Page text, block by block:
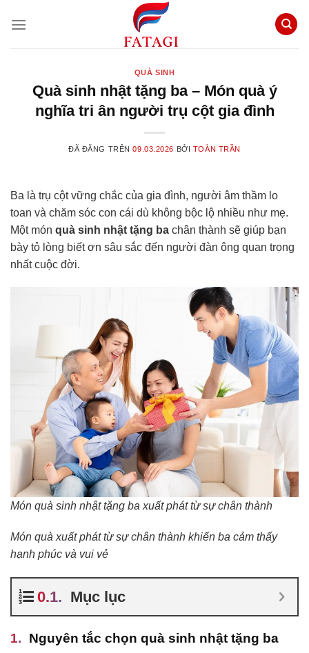
đến
QUÀ SINH
Quà sinh nhật tặng ba – Món quà ý
nghĩa tri ân người trụ cột gia đình
ĐÃ ĐĂNG TRÊN09.03.2026 BỞI TOÀN TRẦN
Ba là trụ cột vững chắc của gia đình, người âm thầm lo
toan và chăm sóc con cái dù không bộc lộ nhiều như mẹ.
Một món quà sinh nhật tặng ba chân thành sẽ giúp bạn
bày tỏ lòng biết ơn sâu sắc đến người đàn ông quan trọng
nhất cuộc đời.
Món quà sinh nhật tặng ba xuất phát từ sự chân thành
Món quà xuất phát từ sự chân thành khiến ba cảm thấy
hạnh phúc và vui vẻ
Mục lục
Nguyên tắc chọn quà sinh nhật tặng ba